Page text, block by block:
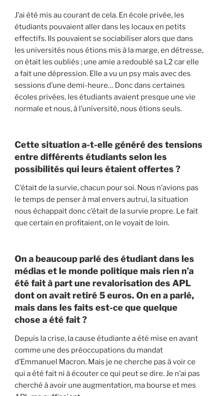
J’ai été mis au courant de cela. En école privée, les
étudiants pouvaient aller dans les locaux en petits
effectifs. Ils pouvaient se sociabiliser alors que dans
les universités nous étions mis à la marge, en détresse,
on était les oubliés ; une amie a redoublé sa L2 car elle
a fait une dépression. Elle a vu un psy mais avec des
sessions d’une demi-heure… Donc dans certaines
écoles privées, les étudiants avaient presque une vie
normale et nous, à l’université, nous étions seuls.
Cette situation a-t-elle généré des tensions
entre différents étudiants selon les
possibilités qui leurs étaient offertes ?
C’était de la survie, chacun pour soi. Nous n’avions pas
le temps de penser à mal envers autrui, la situation
nous échappait donc c’était de la survie propre. Le fait
que certain en profitaient, on le voyait de loin.
On a beaucoup parlé des étudiant dans les
médias et le monde politique mais rien n’a
été fait à part une revalorisation des APL
dont on avait retiré 5 euros. On en a parlé,
mais dans les faits est-ce que quelque
chose a été fait ?
Depuis la crise, la cause étudiante a été mise en avant
comme une des préoccupations du mandat
d’Emmanuel Macron. Mais je ne cherche pas à voir ce
qui a été fait ni à écouter ce qui peut se dire. Je n’ai pas
cherché à avoir une augmentation, ma bourse et mes